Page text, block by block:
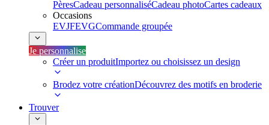
PèresCadeau personnaliséCadeau photoCartes cadeaux
Occasions
EVJFEVGCommande groupée
Je personnalise
Créer un produitImportez ou choisissez un design
Brodez votre créationDécouvrez des motifs en broderie
Trouver